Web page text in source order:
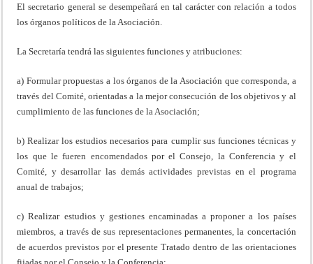
El secretario general se desempeñará en tal carácter con relación a todos
los órganos políticos de la Asociación.
La Secretaría tendrá las siguientes funciones y atribuciones:
a) Formular propuestas a los órganos de la Asociación que corresponda, a
través del Comité, orientadas a la mejor consecución de los objetivos y al
cumplimiento de las funciones de la Asociación;
b) Realizar los estudios necesarios para cumplir sus funciones técnicas y
los que le fueren encomendados por el Consejo, la Conferencia y el
Comité, y desarrollar las demás actividades previstas en el programa
anual de trabajos;
c) Realizar estudios y gestiones encaminadas a proponer a los países
miembros, a través de sus representaciones permanentes, la concertación
de acuerdos previstos por el presente Tratado dentro de las orientaciones